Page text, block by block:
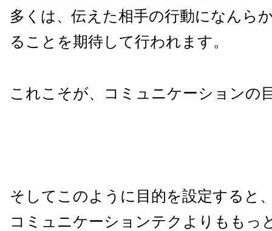
多くは、伝えた相手の行動になんら
ることを期待して行われます。
これこそが、コミュニケーションの
そしてこのように目的を設定すると
コミュニケーションテクよりももっ